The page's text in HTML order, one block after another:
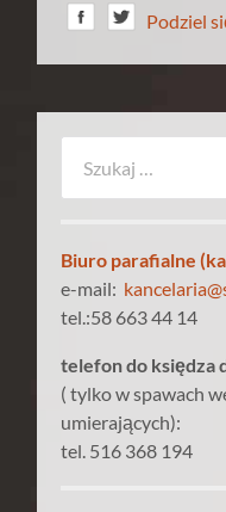
Podziel
Biuro parafialne
e-mail:
tel.:58 663 44 14
telefon do księdza
( tylko w spawach
umierających):
tel. 516 368 194